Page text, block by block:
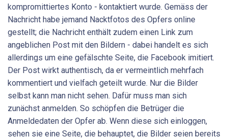
kompromittiertes Konto - kontaktiert wurde. Gemäss der
Nachricht habe jemand Nacktfotos des Opfers online
gestellt; die Nachricht enthält zudem einen Link zum
angeblichen Post mit den Bildern - dabei handelt es sich
allerdings um eine gefälschte Seite, die Facebook imitiert.
Der Post wirkt authentisch, da er vermeintlich mehrfach
kommentiert und vielfach geteilt wurde. Nur die Bilder
selbst kann man nicht sehen. Dafür muss man sich
zunächst anmelden. So schöpfen die Betrüger die
Anmeldedaten der Opfer ab. Wenn diese sich einloggen,
sehen sie eine Seite, die behauptet, die Bilder seien bereits